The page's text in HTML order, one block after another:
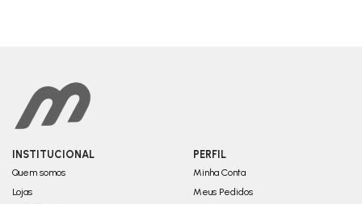
INSTITUCIONAL
Quem somos
Lojas
PERFIL
Minha Conta
Meus Pedidos